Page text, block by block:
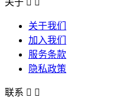
关于  
关于我们
加入我们
服务条款
隐私政策
联系  